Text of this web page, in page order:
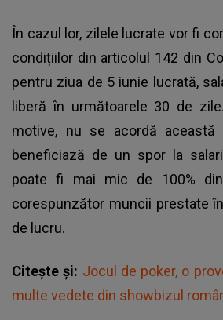
În cazul lor, zilele lucrate vor fi
condițiilor din articolul 142 din
pentru ziua de 5 iunie lucrată,
liberă în următoarele 30 de
motive, nu se acordă această
beneficiază de un spor la
poate fi mai mic de 100%
corespunzător muncii prestate
de lucru.
Citește și: Jocul de poker, o
multe vedete din showbizul